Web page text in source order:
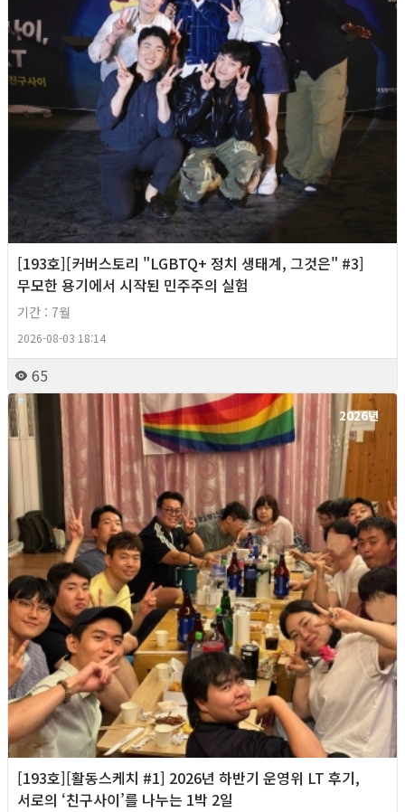
[193호][커버스토리 "LGBTQ+ 정치 생태계, 그것은" #3]
무모한 용기에서 시작된 민주주의 실험
기간 : 7월
2026-08-03 18:14
65
2026년
[193호][활동스케치 #1] 2026년 하반기 운영위 LT 후기,
서로의 ‘친구사이’를 나누는 1박 2일